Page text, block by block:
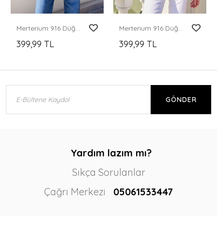
Merterium 916 Düğme Detaylı Örme Yelek - Beyaz
399,99 TL
Merterium 916 Düğme Detaylı Örme Yelek - Siyah
399,99 TL
GÖNDER
Yardım lazım mı?
Sıkça Sorulanlar
Çağrı Merkezi
05061533447